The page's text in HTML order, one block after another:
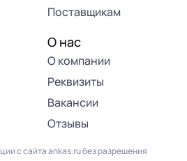
Поставщикам
О нас
О компании
Реквизиты
Вакансии
Отзывы
с сайта ankas.ru без разрешения